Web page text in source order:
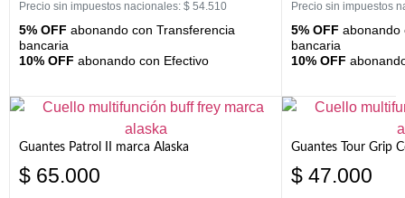
Precio sin impuestos nacionales: $ 54.510
5% OFF abonando con Transferencia
bancaria
10% OFF abonando con Efectivo
Precio sin impuestos
5% OFF abonando
bancaria
10% OFF
Guantes Patrol II marca Alaska
$ 65.000
Guantes Tour Grip
$ 47.000